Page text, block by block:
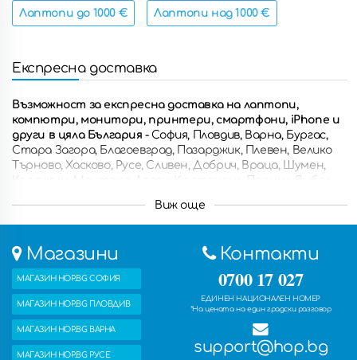
Лаптопи до 1000 € Лаптопи над 1000 €
Експресна доставка
Възможност за експресна доставка на лаптопи,
компютри, монитори, принтери, смартфони, iPhone и
други в цяла България - София, Пловдив, Варна, Бургас,
Стара Загора, Благоевград, Пазарджик, Плевен, Велико
Търново, Хасково, Русе, Сливен, Добрич, Враца, Шумен,
Кърджали, Монтана, Ловеч, Кюстендил, Перник, Ямбол,
Троян, Ботевград, Ямбол, Свищов, Дупница, Горна
Оряховица, Казанлък, Асеновград, Кюстендил, Петрич,
други.Също така можете да получите поръчаните
продукти с безплатна доставка в някой от петте ни
магазина.
Виж още
Магазини
МАГАЗИН HOP.BG СОФИЯ
МАГАЗИН HOP.BG ПЛОВДИВ
МАГАЗИН HOP.BG ВАРНА
МАГАЗИН HOP.BG РУСЕ
Контакти
0700 17 027
ЕДИНЕН НАЦИОНАЛЕН НОМЕР
*На цената на един градски разговор
support@hop.bg